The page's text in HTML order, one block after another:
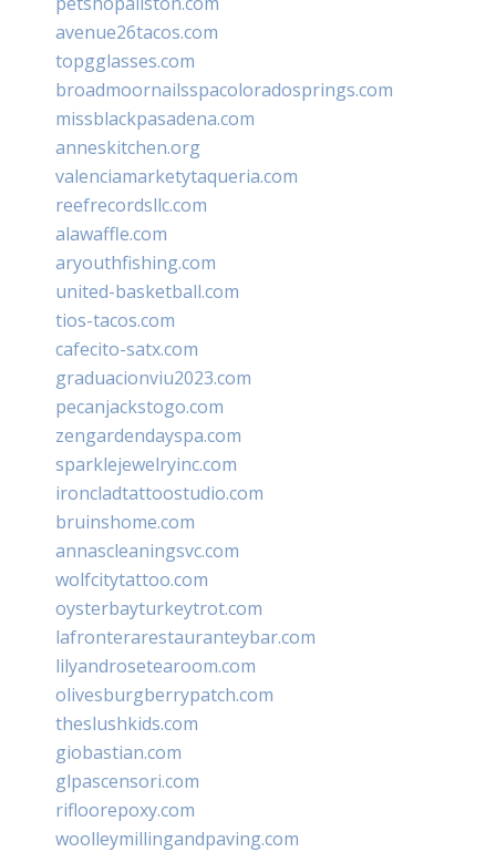
avenue26tacos.com
topgglasses.com
broadmoornailsspacoloradosprings.com
missblackpasadena.com
anneskitchen.org
valenciamarketytaqueria.com
reefrecordsllc.com
alawaffle.com
aryouthfishing.com
united-basketball.com
tios-tacos.com
cafecito-satx.com
graduacionviu2023.com
pecanjackstogo.com
zengardendayspa.com
sparklejewelryinc.com
ironcladtattoostudio.com
bruinshome.com
annascleaningsvc.com
wolfcitytattoo.com
oysterbayturkeytrot.com
lafronterarestauranteybar.com
lilyandrosetearoom.com
olivesburgberrypatch.com
theslushkids.com
giobastian.com
glpascensori.com
rifloorepoxy.com
woolleymillingandpaving.com